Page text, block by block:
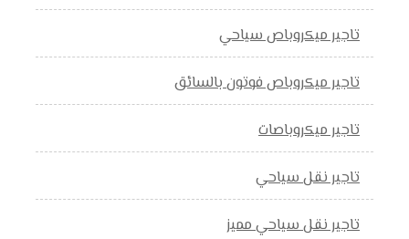
تاجير ميكروباص سياحي
تاجير ميكروباص فوتون بالسائق
تاجير ميكروباصات
تاجير نقل سياحي
تاجير نقل سياحي مميز